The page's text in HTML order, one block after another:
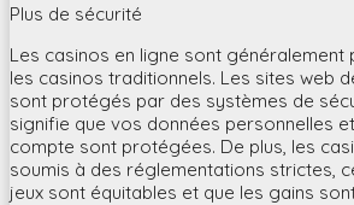
Plus de sécurité
Les casinos en ligne sont généralement
les casinos traditionnels. Les sites web
sont protégés par des systèmes de
signifie que vos données personnelles
compte sont protégées. De plus, les
soumis à des réglementations strictes,
jeux sont équitables et que les gains